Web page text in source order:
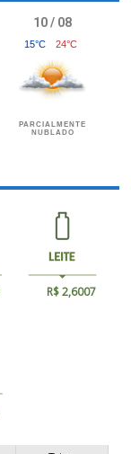
10 / 08
15°C 24°C
PARCIALMENTE
NUBLADO
R$ 2,6007